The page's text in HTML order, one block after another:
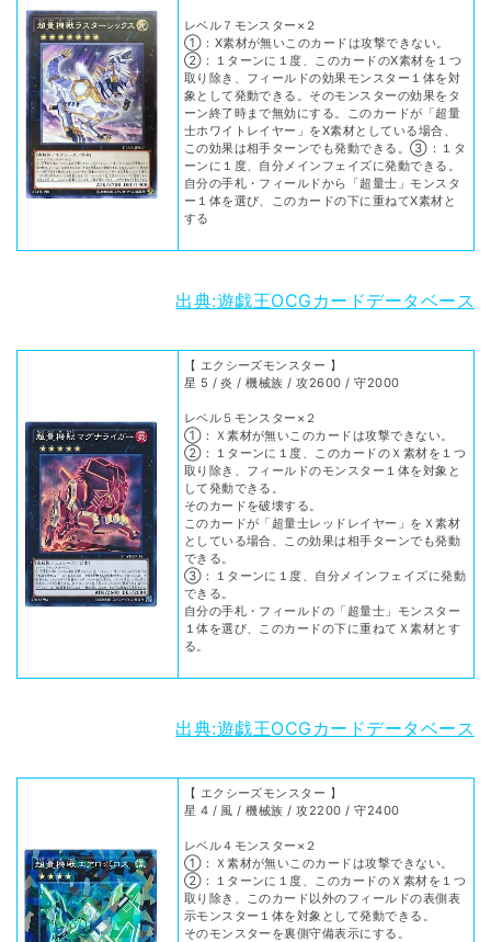
レベル７モンスター×２
①：X素材が無いこのカードは攻撃できない。
②：１ターンに１度、このカードのX素材を１つ
取り除き、フィールドの効果モンスター１体を対
象として発動できる。そのモンスターの効果をタ
ーン終了時まで無効にする。このカードが「超量
士ホワイトレイヤー」をX素材としている場合、
この効果は相手ターンでも発動できる。③：１タ
ーンに１度、自分メインフェイズに発動できる。
自分の手札・フィールドから「超量士」モンスタ
ー１体を選び、このカードの下に重ねてX素材と
する
出典:遊戯王OCGカードデータベース
【 エクシーズモンスター 】
星 5 / 炎 / 機械族 / 攻2600 / 守2000
レベル５モンスター×２
①：Ｘ素材が無いこのカードは攻撃できない。
②：１ターンに１度、このカードのＸ素材を１つ
取り除き、フィールドのモンスター１体を対象と
して発動できる。
そのカードを破壊する。
このカードが「超量士レッドレイヤー」をＸ素材
としている場合、この効果は相手ターンでも発動
できる。
③：１ターンに１度、自分メインフェイズに発動
できる。
自分の手札・フィールドの「超量士」モンスター
１体を選び、このカードの下に重ねてＸ素材とす
る。
出典:遊戯王OCGカードデータベース
【 エクシーズモンスター 】
星 4 / 風 / 機械族 / 攻2200 / 守2400
レベル４モンスター×２
①：Ｘ素材が無いこのカードは攻撃できない。
②：１ターンに１度、このカードのＸ素材を１つ
取り除き、このカード以外のフィールドの表側表
示モンスター１体を対象として発動できる。
そのモンスターを裏側守備表示にする。